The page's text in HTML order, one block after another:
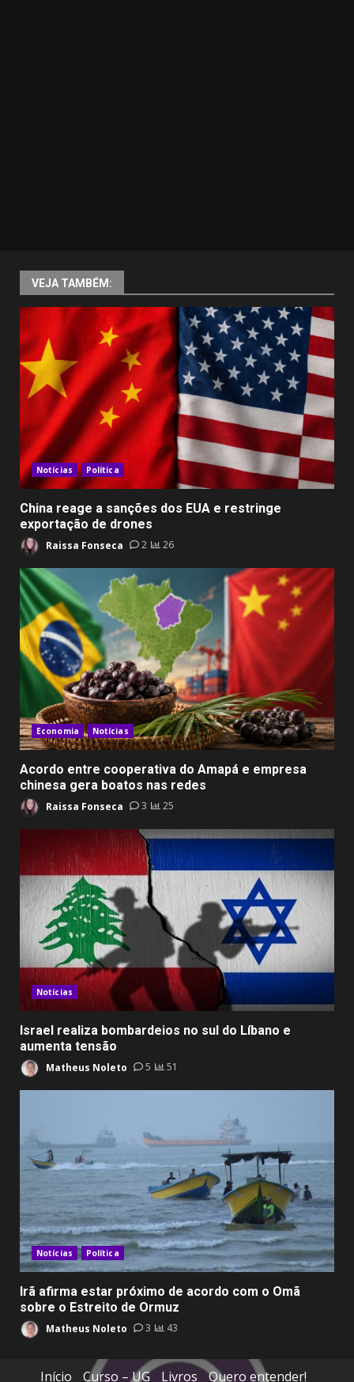
VEJA TAMBÉM:
Notícias Política
China reage a sanções dos EUA e restringe
exportação de drones
Raissa Fonseca 2 26
Economia Notícias
Acordo entre cooperativa do Amapá e empresa
chinesa gera boatos nas redes
Raissa Fonseca 3 25
Notícias
Israel realiza bombardeios no sul do Líbano e
aumenta tensão
Matheus Noleto 5 51
Notícias Política
Irã afirma estar próximo de acordo com o Omã
sobre o Estreito de Ormuz
Matheus Noleto 3 43
Início Curso – UG Livros Quero entender!